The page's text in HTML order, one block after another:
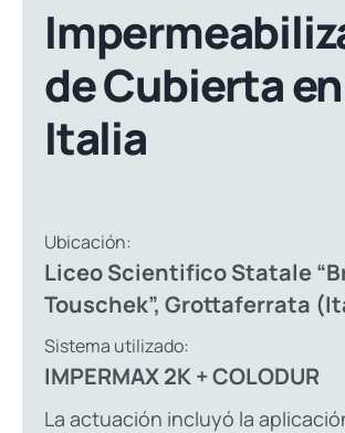
de Cubierta en
Italia
Ubicación:
Liceo Scientifico Statale
Touschek”, Grottaferrata
Sistema utilizado:
IMPERMAX 2K + COLODUR
La actuación incluyó la